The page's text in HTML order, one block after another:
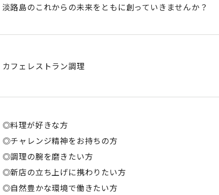
淡路島のこれからの未来をともに創っていきませんか？
カフェレストラン調理
◎料理が好きな方
◎チャレンジ精神をお持ちの方
◎調理の腕を磨きたい方
◎新店の立ち上げに携わりたい方
◎自然豊かな環境で働きたい方